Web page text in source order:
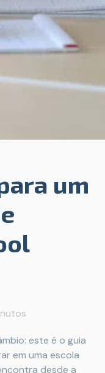
um
este é o guia
em uma escola
desde a